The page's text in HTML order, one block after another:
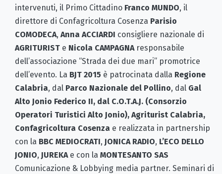
intervenuti, il Primo Cittadino Franco MUNDO, il
direttore di Confagricoltura Cosenza Parisio
COMODECA, Anna ACCIARDI consigliere nazionale di
AGRITURIST e Nicola CAMPAGNAresponsabile
dell’associazione “Strada dei due mari” promotrice
dell’evento. La BJT 2015 è patrocinata dalla Regione
Calabria, dal Parco Nazionale del Pollino, dal Gal
Alto Jonio Federico II, dal C.O.T.A.J. (Consorzio
Operatori Turistici Alto Jonio), Agriturist Calabria,
Confagricoltura Cosenza e realizzata in partnership
con la BBC MEDIOCRATI, JONICA RADIO, L’ECO DELLO
JONIO, JUREKA e con la MONTESANTO SAS
Comunicazione & Lobbying media partner. Seminari di